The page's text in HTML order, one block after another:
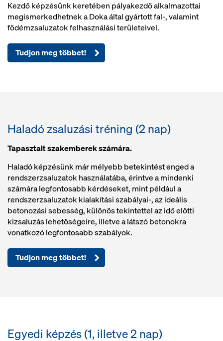
Kezdő képzésünk keretében pályakezdő alkalmazottai
megismerkedhetnek a Doka által gyártott fal-, valamint
födémzsaluzatok felhasználási területeivel.
Tudjon meg többet!
Haladó zsaluzási tréning (2 nap)
Tapasztalt szakemberek számára.
Haladó képzésünk már mélyebb betekintést enged a
rendszerzsaluzatok használatába, érintve a mindenki
számára legfontosabb kérdéseket, mint például a
rendszerzsaluzatok kialakítási szabályai-, az ideális
betonozási sebesség, különös tekintettel az idő előtti
kizsaluzás lehetőségeire, illetve a látszó betonokra
vonatkozó legfontosabb szabályok.
Tudjon meg többet!
Egyedi képzés (1, illetve 2 nap)